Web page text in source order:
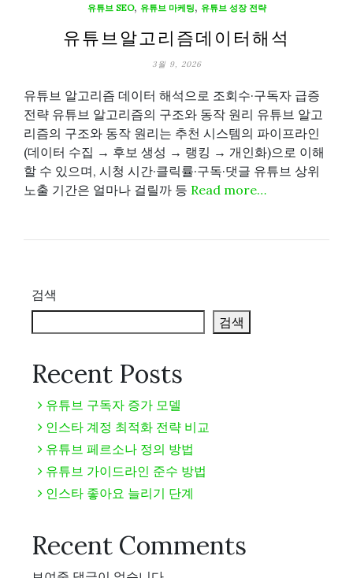
유튜브 SEO, 유튜브 마케팅, 유튜브 성장 전략
유튜브알고리즘데이터해석
3월 9, 2026
유튜브 알고리즘 데이터 해석으로 조회수·구독자 급증
전략 유튜브 알고리즘의 구조와 동작 원리 유튜브 알고
리즘의 구조와 동작 원리는 추천 시스템의 파이프라인
(데이터 수집 → 후보 생성 → 랭킹 → 개인화)으로 이해
할 수 있으며, 시청 시간·클릭률·구독·댓글 유튜브 상위
노출 기간은 얼마나 걸릴까 등 Read more…
검색
검색
Recent Posts
유튜브 구독자 증가 모델
인스타 계정 최적화 전략 비교
유튜브 페르소나 정의 방법
유튜브 가이드라인 준수 방법
인스타 좋아요 늘리기 단계
Recent Comments